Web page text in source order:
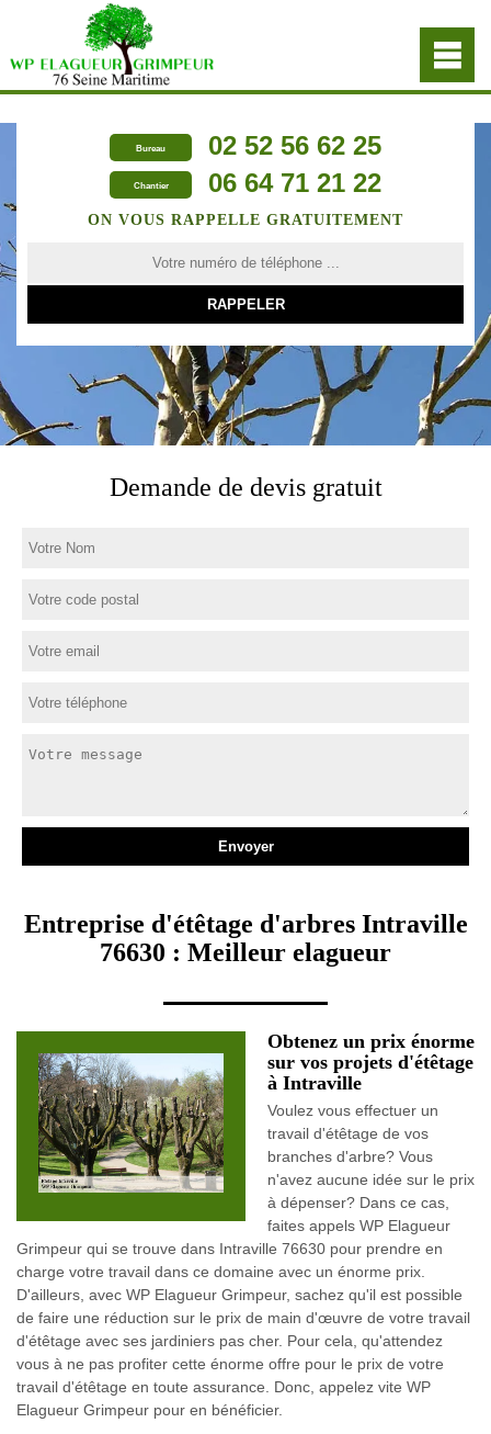
Bureau 02 52 56 62 25
Chantier 06 64 71 21 22
ON VOUS RAPPELLE GRATUITEMENT
Demande de devis gratuit
Entreprise d'étêtage d'arbres Intraville
76630 : Meilleur elagueur
Obtenez un prix énorme
sur vos projets d'étêtage
à Intraville
Voulez vous effectuer un
travail d'étêtage de vos
branches d'arbre? Vous
n'avez aucune idée sur le prix
à dépenser? Dans ce cas,
faites appels WP Elagueur
Grimpeur qui se trouve dans Intraville 76630 pour prendre en
charge votre travail dans ce domaine avec un énorme prix.
D'ailleurs, avec WP Elagueur Grimpeur, sachez qu'il est possible
de faire une réduction sur le prix de main d'œuvre de votre travail
d'étêtage avec ses jardiniers pas cher. Pour cela, qu'attendez
vous à ne pas profiter cette énorme offre pour le prix de votre
travail d'étêtage en toute assurance. Donc, appelez vite WP
Elagueur Grimpeur pour en bénéficier.